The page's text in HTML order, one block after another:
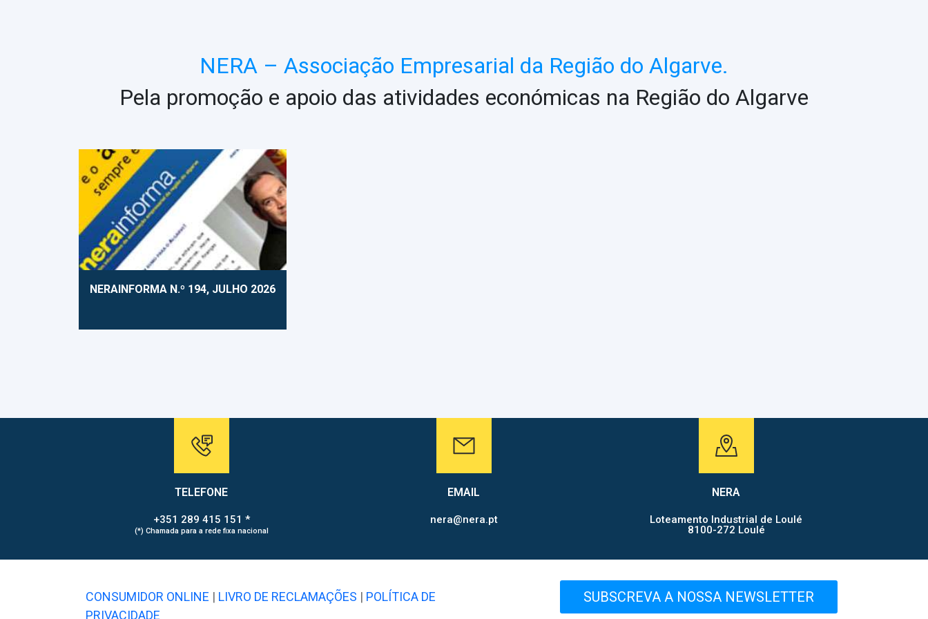
NERA – Associação Empresarial da Região do Algarve.
Pela promoção e apoio das atividades económicas na Região do Algarve
NERAINFORMA N.º 194, JULHO 2026
TELEFONE
+351 289 415 151 *
(*) Chamada para a rede fixa nacional
EMAIL
nera@nera.pt
NERA
Loteamento Industrial de Loulé
8100-272 Loulé
CONSUMIDOR ONLINE | LIVRO DE RECLAMAÇÕES | POLÍTICA DE
PRIVACIDADE
SUBSCREVA A NOSSA NEWSLETTER